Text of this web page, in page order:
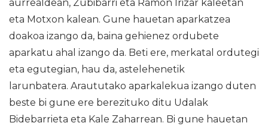
aurrealdean, Zubibarri eta Ramon Irizar kaleetan
eta Motxon kalean. Gune hauetan aparkatzea
doakoa izango da, baina gehienez ordubete
aparkatu ahal izango da. Beti ere, merkatal ordutegi
eta egutegian, hau da, astelehenetik
larunbatera. Araututako aparkalekua izango duten
beste bi gune ere berezituko ditu Udalak
Bidebarrieta eta Kale Zaharrean. Bi gune hauetan